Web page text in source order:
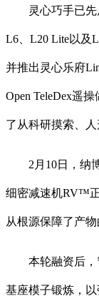
灵心巧手已先后
L6、L20 Lite以及
并推出灵心乐府
Open TeleDex遥
了从科研摸索、
2月10日，纳博
细密减速机RV™
从根源保障了产物
本轮融资后，
基座模子锻炼，